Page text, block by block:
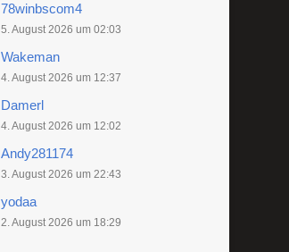
78winbscom4
5. August 2026 um 02:03
Wakeman
4. August 2026 um 12:37
Damerl
4. August 2026 um 12:02
Andy281174
3. August 2026 um 22:43
yodaa
2. August 2026 um 18:29